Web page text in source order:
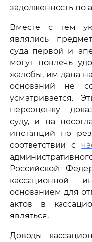
задолженность по
Вместе с тем
являлись
суда первой и
могут повлечь
жалобы, им дана
оснований не
усматривается.
переоценку
суду, и на
инстанций по
соответствии с
Российской
кассационной
основанием для
актов в
являться.
Доводы